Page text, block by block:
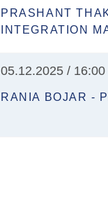
PRASHANT
INTEGRATION
05.12.2025 /
RANIA BOJAR -